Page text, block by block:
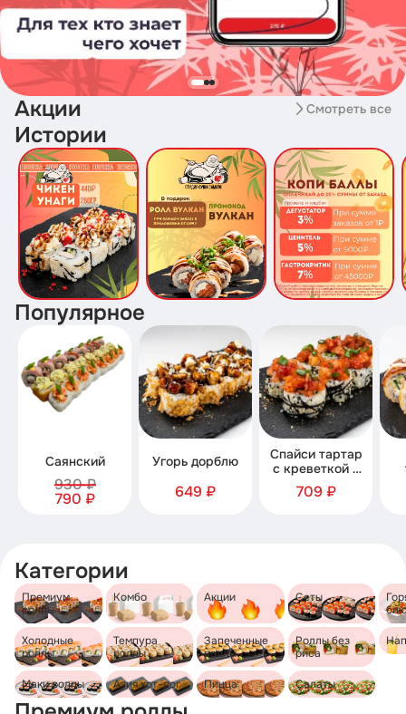
Акции Смотреть все
Истории
Популярное
Саянский
930 ₽
790 ₽
Угорь дорблю
649 ₽
Спайси тартар
с креветкой и
семгой
709 ₽
Категории
Премиум
роллы
Комбо Акции Сеты
Холодные
роллы
Темпура
роллы
Запеченные
роллы
Роллы без
риса
Маки роллы Азия хот-дог Пицца Салаты